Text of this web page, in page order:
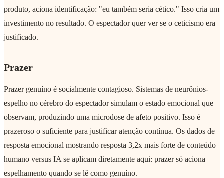
produto, aciona identificação: "eu também seria cético." Isso cria um
investimento no resultado. O espectador quer ver se o ceticismo era
justificado.
Prazer
Prazer genuíno é socialmente contagioso. Sistemas de neurônios-
espelho no cérebro do espectador simulam o estado emocional que
observam, produzindo uma microdose de afeto positivo. Isso é
prazeroso o suficiente para justificar atenção contínua. Os dados de
resposta emocional mostrando resposta 3,2x mais forte de conteúdo
humano versus IA se aplicam diretamente aqui: prazer só aciona
espelhamento quando se lê como genuíno.